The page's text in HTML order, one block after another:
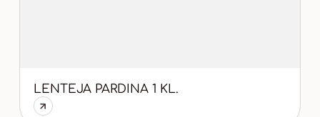
LENTEJA PARDINA 1 KL.